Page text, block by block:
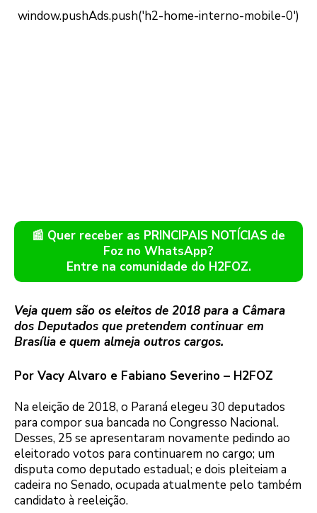
📰 Quer receber as PRINCIPAIS NOTÍCIAS de
Foz no WhatsApp?
Entre na comunidade do H2FOZ.
Veja quem são os eleitos de 2018 para a Câmara
dos Deputados que pretendem continuar em
Brasília e quem almeja outros cargos.
Por Vacy Alvaro e Fabiano Severino – H2FOZ
Na eleição de 2018, o Paraná elegeu 30 deputados
para compor sua bancada no Congresso Nacional.
Desses, 25 se apresentaram novamente pedindo ao
eleitorado votos para continuarem no cargo; um
disputa como deputado estadual; e dois pleiteiam a
cadeira no Senado, ocupada atualmente pelo também
candidato à reeleição.